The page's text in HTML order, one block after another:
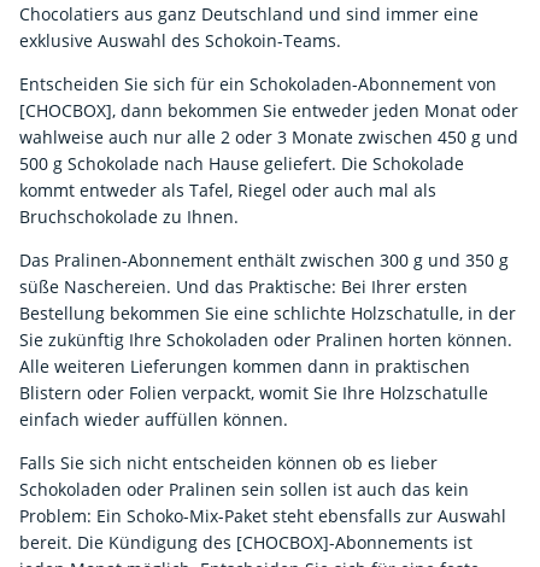
Chocolatiers aus ganz Deutschland und sind immer eine
exklusive Auswahl des Schokoin-Teams.
Entscheiden Sie sich für ein Schokoladen-Abonnement von
[CHOCBOX], dann bekommen Sie entweder jeden Monat oder
wahlweise auch nur alle 2 oder 3 Monate zwischen 450 g und
500 g Schokolade nach Hause geliefert. Die Schokolade
kommt entweder als Tafel, Riegel oder auch mal als
Bruchschokolade zu Ihnen.
Das Pralinen-Abonnement enthält zwischen 300 g und 350 g
süße Naschereien. Und das Praktische: Bei Ihrer ersten
Bestellung bekommen Sie eine schlichte Holzschatulle, in der
Sie zukünftig Ihre Schokoladen oder Pralinen horten können.
Alle weiteren Lieferungen kommen dann in praktischen
Blistern oder Folien verpackt, womit Sie Ihre Holzschatulle
einfach wieder auffüllen können.
Falls Sie sich nicht entscheiden können ob es lieber
Schokoladen oder Pralinen sein sollen ist auch das kein
Problem: Ein Schoko-Mix-Paket steht ebensfalls zur Auswahl
bereit. Die Kündigung des [CHOCBOX]-Abonnements ist